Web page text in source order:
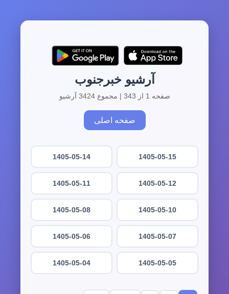
آرشیو خبرجنوب
صفحه 1 از 343 | مجموع 3424 آرشیو
صفحه اصلی
1405-05-15
1405-05-14
1405-05-12
1405-05-11
1405-05-10
1405-05-08
1405-05-07
1405-05-06
1405-05-05
1405-05-04